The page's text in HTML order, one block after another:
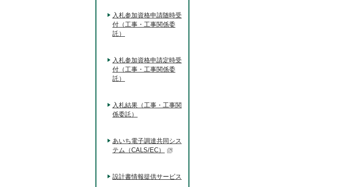
入札参加資格申請随時受
付（工事・工事関係委
託）
入札参加資格申請定時受
付（工事・工事関係委
託）
入札結果（工事・工事関
係委託）
あいち電子調達共同シス
テム（CALS/EC）
設計書情報提供サービス